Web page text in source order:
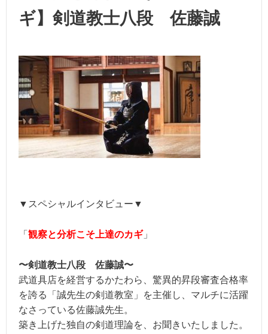
ギ】剣道教士八段 佐藤誠
▼スペシャルインタビュー▼
「 観察と分析こそ上達のカギ」
〜剣道教士八段 佐藤誠〜
武道具店を経営するかたわら、驚異的昇段審査合格率
を誇る「誠先生の剣道教室」を主催し、マルチに活躍
なさっている佐藤誠先生。
築き上げた独自の剣道理論を、お聞きいたしました。